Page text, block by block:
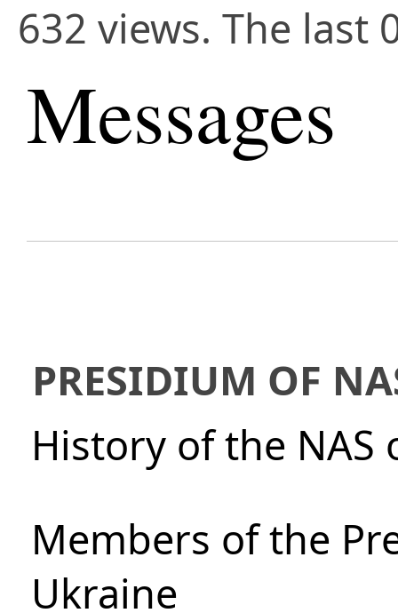
632 views. The last
Messages
PRESIDIUM OF
History of the NAS
Members of the
Ukraine